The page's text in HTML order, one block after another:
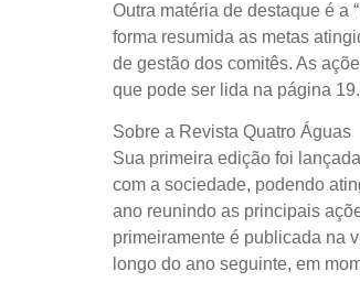
Outra matéria de destaque é a
forma resumida as metas
de gestão dos comitês. As
que pode ser lida na página 19.
Sobre a Revista Quatro Águas
Sua primeira edição foi
com a sociedade, podendo
ano reunindo as principais
primeiramente é publicada na
longo do ano seguinte, em